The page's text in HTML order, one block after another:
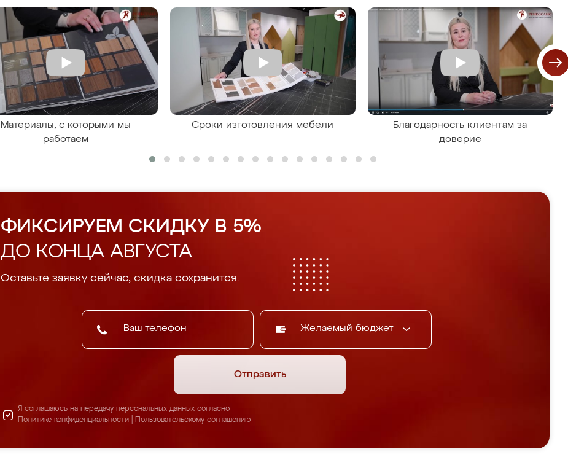
Материалы, с которыми мы
работаем
Сроки изготовления мебели
Благодарность клиентам за
доверие
ФИКСИРУЕМ СКИДКУ В 5%
ДО КОНЦА АВГУСТА
Оставьте заявку сейчас, скидка сохранится.
Желаемый бюджет
Отправить
Я соглашаюсь на передачу персональных данных согласно
Политике конфиденциальности
Пользовательскому соглашению